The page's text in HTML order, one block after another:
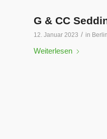
G & CC
12. Januar 2023 / in
Weiterlesen